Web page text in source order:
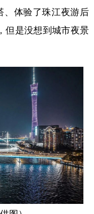
、体验了珠江夜游后
但是没想到城市夜景